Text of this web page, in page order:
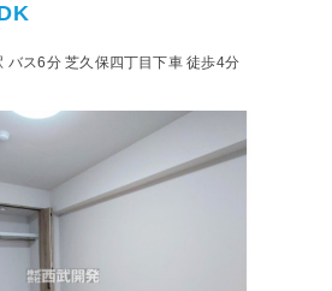
バス6分 芝久保四丁目下車 徒歩4分